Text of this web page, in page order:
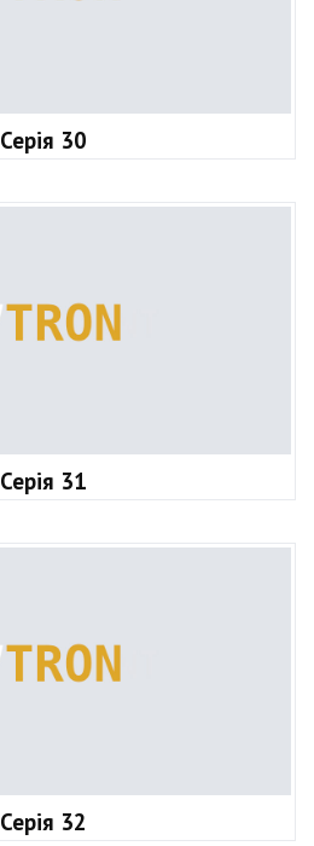
Серія 30
Серія 31
Серія 32